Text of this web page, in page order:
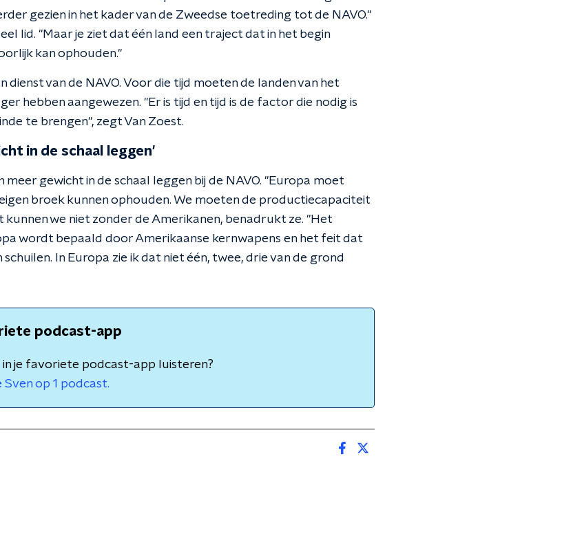
gezien in het kader van de Zweedse toetreding tot de NAVO."
lid. "Maar je ziet dat één land een traject dat in het begin
kan ophouden."
van de NAVO. Voor die tijd moeten de landen van het
hebben aangewezen. "Er is tijd en tijd is de factor die nodig is
te brengen", zegt Van Zoest.
in de schaal leggen'
gewicht in de schaal leggen bij de NAVO. "Europa moet
broek kunnen ophouden. We moeten de productiecapaciteit
kunnen we niet zonder de Amerikanen, benadrukt ze. "Het
wordt bepaald door Amerikaanse kernwapens en het feit dat
In Europa zie ik dat niet één, twee, drie van de grond
podcast-app
in je favoriete podcast-app luisteren?
op 1 podcast.